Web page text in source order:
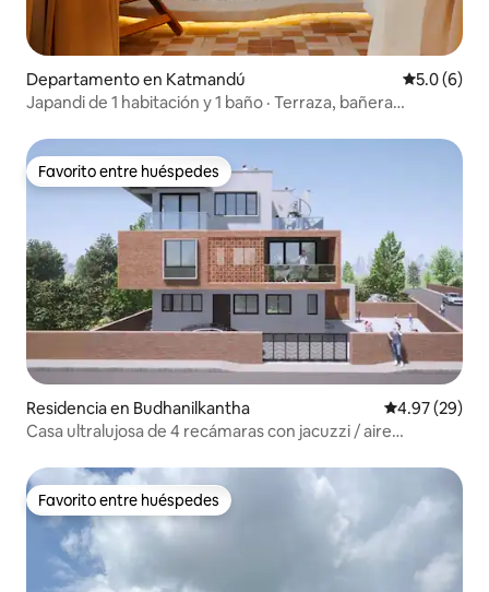
Departamento en Katmandú
5.0 (6)
Japandi de 1 habitación y 1 baño · Terraza, bañera
Favorito entre huéspedes
Favorito entre huéspedes
Residencia en Budhanilkantha Calificación
4.97 (29)
Casa ultralujosa de 4 recámaras con jacuzzi / aire
Favorito entre huéspedes
Favorito entre huéspedes